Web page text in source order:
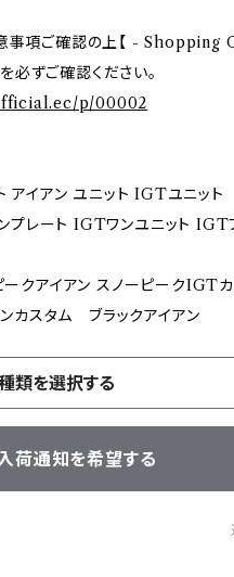
事項ご確認の上【 - Shopping
必ずご確認ください。
p/00002
アイアン ユニット IGTユニット
プレート IGTワンユニット IGT
ークアイアン スノーピークIGT
カスタム ブラックアイアン
類を選択する
荷通知を希望する